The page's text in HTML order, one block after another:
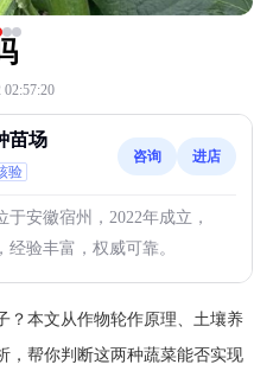
02:57:20
苗场
验
咨询 进店
安徽宿州，2022年成立，
验丰富，权威可靠。
？本文从作物轮作原理、土壤养
，帮你判断这两种蔬菜能否实现